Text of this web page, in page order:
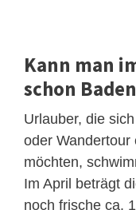
Kann man
schon
Urlauber, die
oder Wandertour
möchten,
Im April beträgt
noch frische ca.